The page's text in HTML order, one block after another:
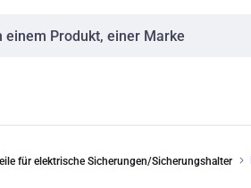
für elektrische Sicherungen/Sicherungshalter